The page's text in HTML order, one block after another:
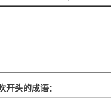
开头的成语：